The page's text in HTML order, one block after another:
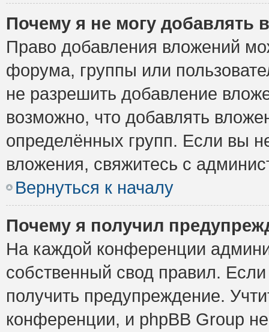
Почему я не могу добавлять
Право добавления вложений
форума, группы или
не разрешить добавление
возможно, что добавлять
определённых групп. Если вы
вложения, свяжитесь с
Вернуться к началу
Почему я получил
На каждой конференции
собственный свод правил.
получить предупреждение.
конференции, и phpBB Group